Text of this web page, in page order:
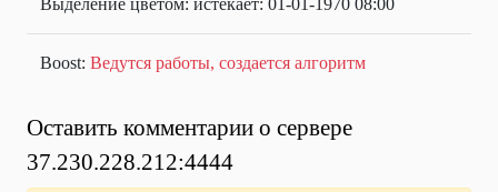
Выделение цветом: истекает: 01-01-1970 08:00
Boost: Ведутся работы, создается алгоритм
Оставить комментарии о сервере
37.230.228.212:4444